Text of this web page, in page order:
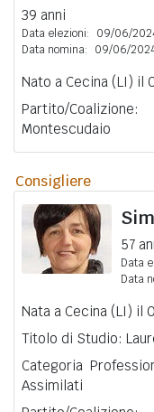
39 anni
Data elezioni:
09/06/
Data nomina:
09/06/
Nato a Cecina (LI) il
Partito/
Montescudaio
Consigliere
57
Data
Data
Nata a Cecina (LI) il
Titolo di Studio:
Categoria
Assimilati